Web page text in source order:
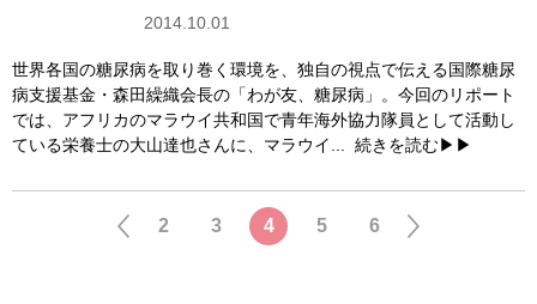
2014.10.01
世界各国の糖尿病を取り巻く環境を、独自の視点で伝える国際糖尿
病支援基金・森田繰織会長の「わが友、糖尿病」。今回のリポート
では、アフリカのマラウイ共和国で青年海外協力隊員として活動し
ている栄養士の大山達也さんに、マラウイ... 続きを読む▶▶
2 3 4 5 6